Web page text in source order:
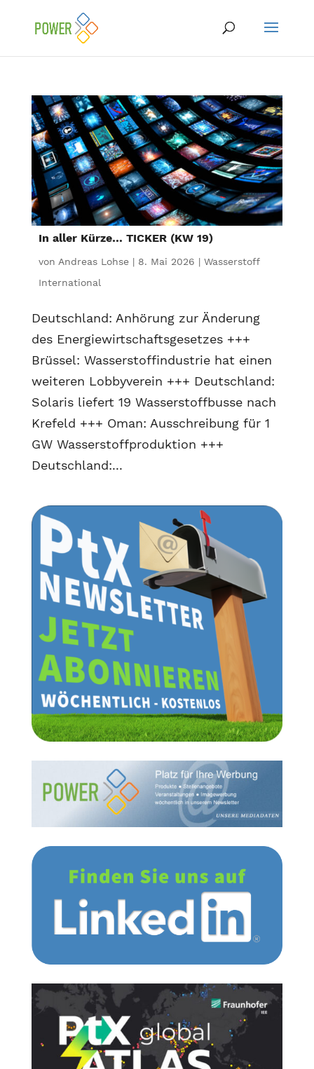
In aller Kürze… TICKER (KW 19)
von Andreas Lohse| 8. Mai 2026 | Wasserstoff
International
Deutschland: Anhörung zur Änderung
des Energiewirtschaftsgesetzes +++
Brüssel: Wasserstoffindustrie hat einen
weiteren Lobbyverein +++ Deutschland:
Solaris liefert 19 Wasserstoffbusse nach
Krefeld +++ Oman: Ausschreibung für 1
GW Wasserstoffproduktion +++
Deutschland:...